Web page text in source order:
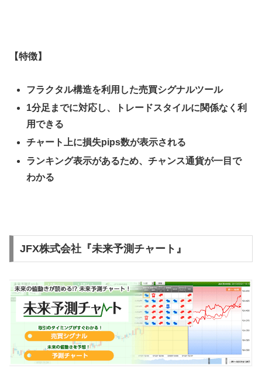
【特徴】
フラクタル構造を利用した売買シグナルツール
1分足までに対応し、トレードスタイルに関係なく利
用できる
チャート上に損失pips数が表示される
ランキング表示があるため、チャンス通貨が一目で
わかる
JFX株式会社『未来予測チャート』